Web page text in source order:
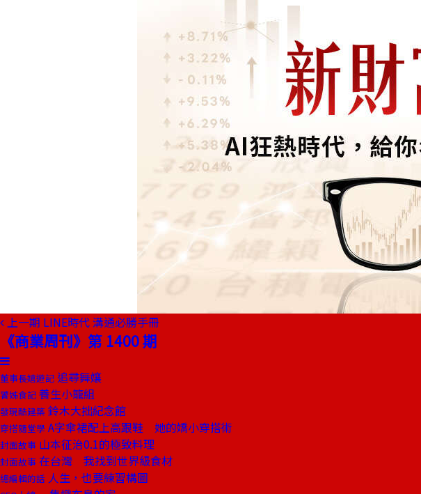
上一期 LINE時代 溝通必勝手冊
《商業周刊》第 1400 期
董事長嬉遊記 追尋舞孃
饕姊食記 養生小籠組
發現酷建築 鈴木大拙紀念館
穿搭隨堂學 A字傘裙配上高跟鞋 她的嬌小穿搭術
封面故事 山本征治0.1的極致料理
封面故事 在台灣 我找到世界級食材
總編輯的話 人生，也要練習構圖